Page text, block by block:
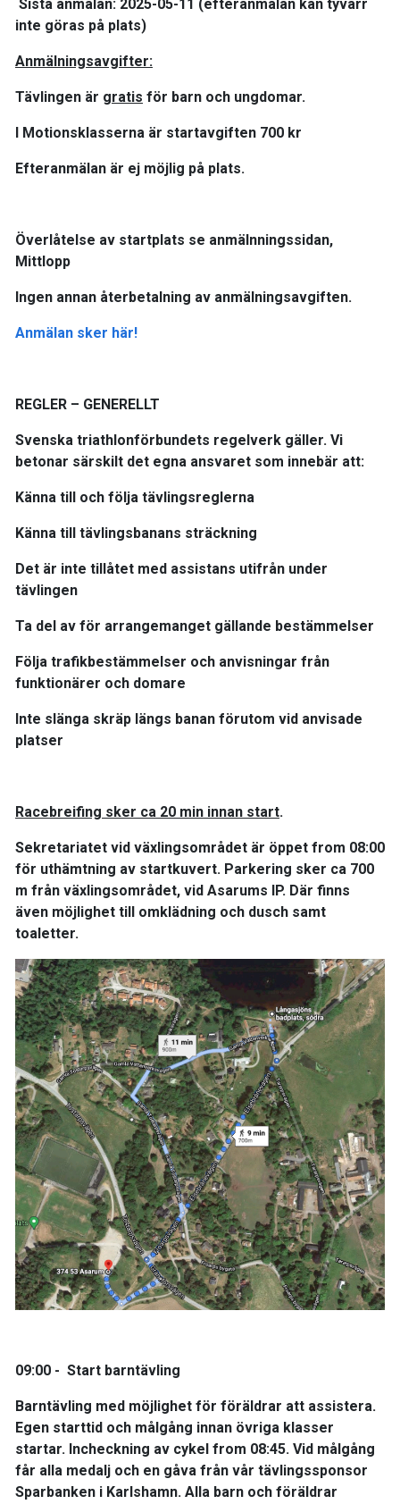
Sista anmälan: 2025-05-11 (efteranmälan kan tyvärr
inte göras på plats)
Anmälningsavgifter:
Tävlingen är gratis för barn och ungdomar.
I Motionsklasserna är startavgiften 700 kr
Efteranmälan är ej möjlig på plats.
Överlåtelse av startplats se anmälnningssidan,
Mittlopp
Ingen annan återbetalning av anmälningsavgiften.
Anmälan sker här!
REGLER – GENERELLT
Svenska triathlonförbundets regelverk gäller. Vi
betonar särskilt det egna ansvaret som innebär att:
Känna till och följa tävlingsreglerna
Känna till tävlingsbanans sträckning
Det är inte tillåtet med assistans utifrån under
tävlingen
Ta del av för arrangemanget gällande bestämmelser
Följa trafikbestämmelser och anvisningar från
funktionärer och domare
Inte slänga skräp längs banan förutom vid anvisade
platser
Racebreifing sker ca 20 min innan start.
Sekretariatet vid växlingsområdet är öppet from 08:00
för uthämtning av startkuvert. Parkering sker ca 700
m från växlingsområdet, vid Asarums IP. Där finns
även möjlighet till omklädning och dusch samt
toaletter.
09:00 - Start barntävling
Barntävling med möjlighet för föräldrar att assistera.
Egen starttid och målgång innan övriga klasser
startar. Incheckning av cykel from 08:45. Vid målgång
får alla medalj och en gåva från vår tävlingssponsor
Sparbanken i Karlshamn. Alla barn och föräldrar